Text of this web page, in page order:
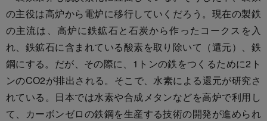
の主役は高炉から電炉に移行していくだろう。現在の製鉄
の主流は、高炉に鉄鉱石と石炭から作ったコークスを入
れ、鉄鉱石に含まれている酸素を取り除いて（還元）、鉄
鋼にする。だが、その際に、1トンの鉄をつくるために2ト
ンのCO2が排出される。そこで、水素による還元が研究さ
れている。日本では水素や合成メタンなどを高炉で利用し
て、カーボンゼロの鉄鋼を生産する技術の開発が進められ